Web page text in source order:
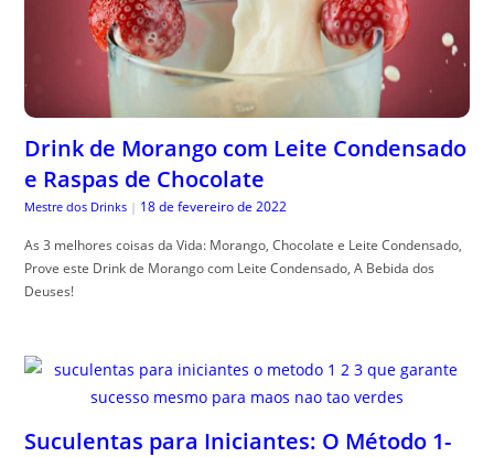
Drink de Morango com Leite Condensado
e Raspas de Chocolate
Mestre dos Drinks | 18 de fevereiro de 2022
As 3 melhores coisas da Vida: Morango, Chocolate e Leite Condensado,
Prove este Drink de Morango com Leite Condensado, A Bebida dos
Deuses!
Suculentas para Iniciantes: O Método 1-